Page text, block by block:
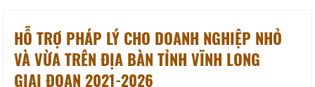
HỖ TRỢ PHÁP LÝ CHO DOANH NGHIỆP NHỎ
VÀ VỪA TRÊN ĐỊA BÀN TỈNH VĨNH LONG
GIAI ĐOẠN 2021-2026